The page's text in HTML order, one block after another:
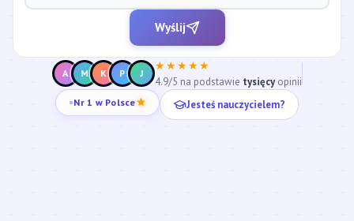
Wyślij
A M K P J
★★★★★
4.9/5 na podstawie tysięcyopinii
Nr 1 w Polsce Jesteś nauczycielem?